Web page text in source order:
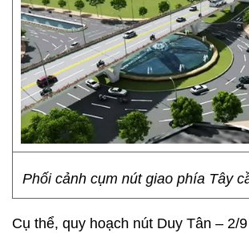
Phối cảnh cụm nút giao phía Tây
Cụ thể, quy hoạch nút Duy Tân – 2/